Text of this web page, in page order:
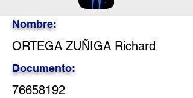
Nombre:
ORTEGA ZUÑIGA Richard
Documento:
76658192